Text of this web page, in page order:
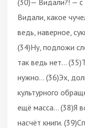
Видали, какое
ведь, наверное,
(34)Ну, подложи
так ведь нет…
нужно… (36)Эх,
культурного
ещё масса… (38)Я
насчёт книги.